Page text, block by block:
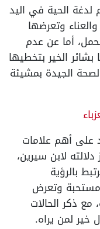
لدغة الحية في اليد
وتعرضها
أما عن عدم
الخير بتخطيها
الجيدة بمشيئة
على أهم علامات
لابن سيرين،
بالرؤية
مستحبة وتعرض
ذكر الحالات
خير لمن يراه.